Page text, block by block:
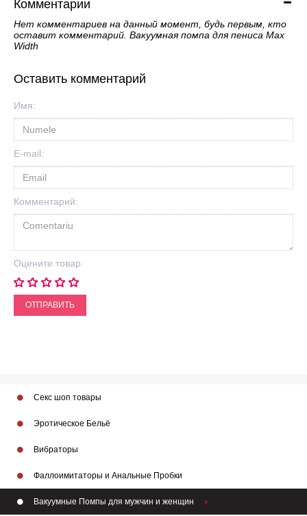
Комментарии
Нет комментариев на данный момент, будь первым, кто
оставит комментарий. Вакуумная помпа для пениса Max
Width
Оставить комментарий
Имя:
E-mail:
Комментарий:
Оцените товар
ОТПРАВИТЬ
Секс шоп товары
Эротическое Бельё
Вибраторы
Фаллоимитаторы и Анальные Пробки
Вакуумные Помпы для мужчин и женщин